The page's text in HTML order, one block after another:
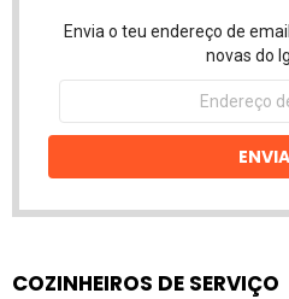
Envia o teu endereço de
novas do
Endereço
email
COZINHEIROS DE SERVIÇO